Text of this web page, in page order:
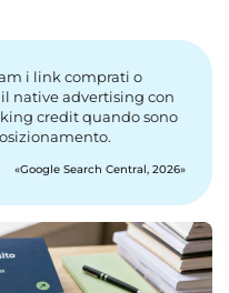
i link comprati o
native advertising con
credit quando sono
Google Search Central, 2026